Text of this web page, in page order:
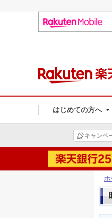
はじめての方へ
キャンペ
ホ